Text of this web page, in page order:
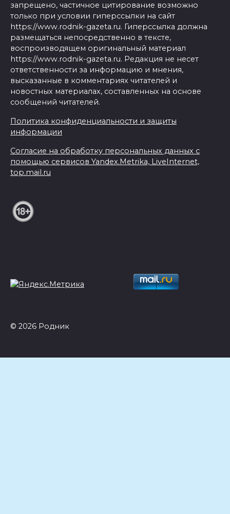
запрещено, частичное цитирование возможно
только при условии гиперссылки на сайт
https://www.rodnik-gazeta.ru. Гиперссылка должна
размещаться непосредственно в тексте,
воспроизводящем оригинальный материал
https://www.rodnik-gazeta.ru. Редакция не несет
ответственности за информацию и мнения,
высказанные в комментариях читателей и
новостных материалах, составленных на основе
сообщений читателей.
Политика конфиденциальности и защиты
информации
Согласие на обработку персональных данных с
помощью сервисов Yandex.Metrika, LiveInternet,
top.mail.ru
© 2026 Родник